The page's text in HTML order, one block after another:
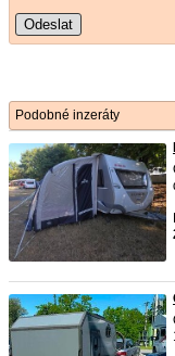
Odeslat
Podobné inzeráty